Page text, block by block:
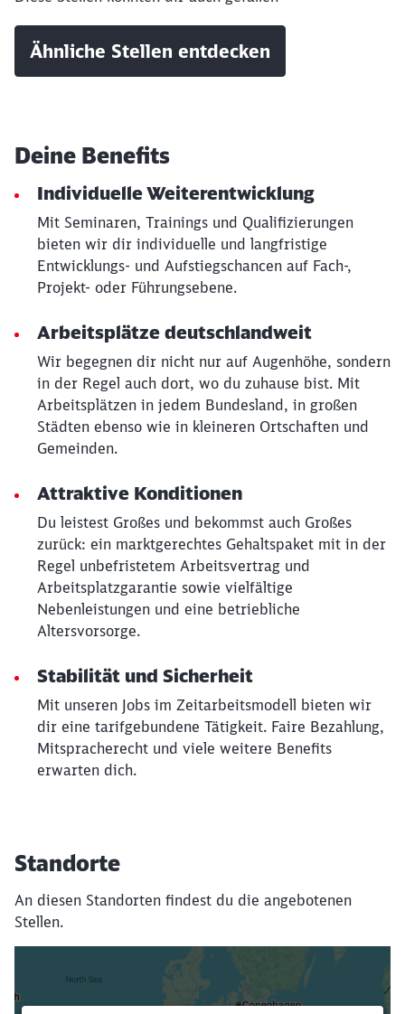
Ähnliche Stellen entdecken
Deine Benefits
Individuelle Weiterentwicklung
Mit Seminaren, Trainings und Qualifizierungen
bieten wir dir individuelle und langfristige
Entwicklungs- und Aufstiegschancen auf Fach-,
Projekt- oder Führungsebene.
Arbeitsplätze deutschlandweit
Wir begegnen dir nicht nur auf Augenhöhe, sondern
in der Regel auch dort, wo du zuhause bist. Mit
Arbeitsplätzen in jedem Bundesland, in großen
Städten ebenso wie in kleineren Ortschaften und
Gemeinden.
Attraktive Konditionen
Du leistest Großes und bekommst auch Großes
zurück: ein marktgerechtes Gehaltspaket mit in der
Regel unbefristetem Arbeitsvertrag und
Arbeitsplatzgarantie sowie vielfältige
Nebenleistungen und eine betriebliche
Altersvorsorge.
Stabilität und Sicherheit
Mit unseren Jobs im Zeitarbeitsmodell bieten wir
dir eine tarifgebundene Tätigkeit. Faire Bezahlung,
Mitspracherecht und viele weitere Benefits
erwarten dich.
Standorte
An diesen Standorten findest du die angebotenen
Stellen.
Schließen
werden?
Abbrechen Weiter